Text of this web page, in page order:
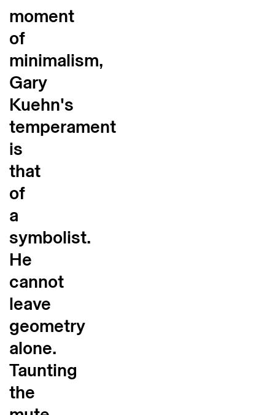
moment
of
minimalism,
Gary
Kuehn's
temperament
is
that
of
a
symbolist.
He
cannot
leave
geometry
alone.
Taunting
the